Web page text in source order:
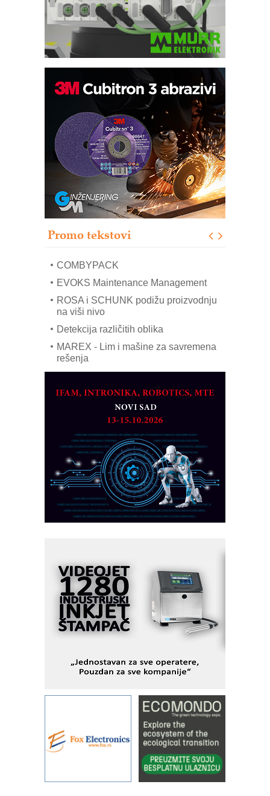
Promo tekstovi
Bezbednost na prvom mestu!
IB BLUMENAUER - više od 40 godina
poverenja u industriji
RMQ-TITAN ADVANCED INDICATOR
– Pametna signalizacija za efikasnije
upravljanje mašinama
Sigurnije ispitivanje transformatora u
solarnim elektranama i vetroparkovima
Pranje točkova na gradilištu- standard
modernog i odgovornog građenja
mrežnog pretvarača sa tečnim
COMBYPACK
EVOKS Maintenance Management
ROSA i SCHUNK podižu proizvodnju
na viši nivo
Detekcija različitih oblika
MAREX - Lim i mašine za savremena
rešenja
partner
CTO - Prilagodite svoju toplinsku
Razvoj asortimanskog pravca MINI-
PLC AKYTEC
AUKOM: Svetski standard metrologije
dostupan u Srbiji
MOTOMAN – NEXT-Robotika vođena
veštačkom inteligencijom
I.SAFE MOBILE revolucioniše
Fleksibilno stezanje i brzo
podešavanje u proizvodnji prototipova
KIP KOP – napredna rešenja za
savremene industrijske i logističke
objekte
Alba d.o.o. – 35 godina preciznosti u
IBeRTIM - oprema za ispitivanje
STAUFF – Komponente koje
povećavaju pouzdanost hidrauličkih
YAMADA pumpe – japanska
pouzdanost u transferu fluida
Filtration Group Industrial – Napredna
rešenja za filtraciju u hidrauličkim i